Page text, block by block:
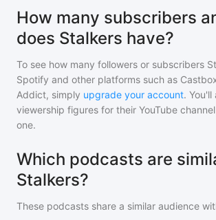
How many subscribers
does Stalkers have?
To see how many followers or subscribers
Spotify and other platforms such as
Addict, simply upgrade your account. You'll
viewership figures for their YouTube
one.
Which podcasts are
Stalkers?
These podcasts share a similar audience